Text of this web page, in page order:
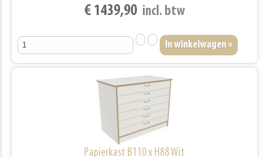
€ 1439,90 incl. btw
Papierkast B110 x H88 Wit